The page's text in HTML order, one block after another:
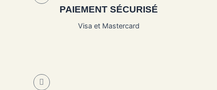
PAIEMENT SÉCURISÉ
Visa et Mastercard